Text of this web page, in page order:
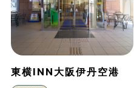
東横INN大阪伊丹空港